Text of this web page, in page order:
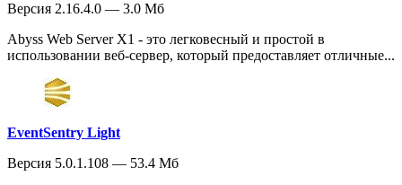
Версия 2.16.4.0 — 3.0 Мб
Abyss Web Server X1 - это легковесный и простой в
использовании веб-сервер, который предоставляет отличные...
EventSentry Light
Версия 5.0.1.108 — 53.4 Мб